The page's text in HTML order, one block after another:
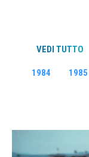
VEDI TUTTO
1984 1985